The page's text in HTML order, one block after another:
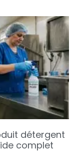
détergent
complet